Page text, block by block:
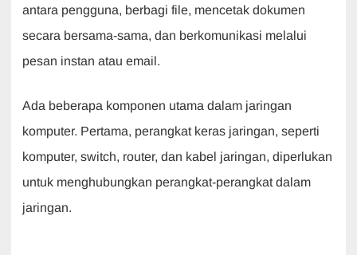
antara pengguna, berbagi file, mencetak dokumen
secara bersama-sama, dan berkomunikasi melalui
pesan instan atau email.
Ada beberapa komponen utama dalam jaringan
komputer. Pertama, perangkat keras jaringan, seperti
komputer, switch, router, dan kabel jaringan, diperlukan
untuk menghubungkan perangkat-perangkat dalam
jaringan.